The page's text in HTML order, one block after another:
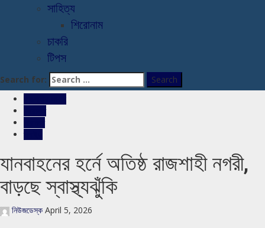
সাহিত্য
শিরোনাম
চাকরি
টিপস
Search for:
যানবাহনের হর্নে অতিষ্ঠ রাজশাহী নগরী,
বাড়ছে স্বাস্থ্যঝুঁকি
নিউজডেস্ক April 5, 2026